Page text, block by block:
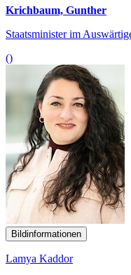
Krichbaum, Gunther
Staatsminister im
()
Bildinformationen
Lamya Kaddor